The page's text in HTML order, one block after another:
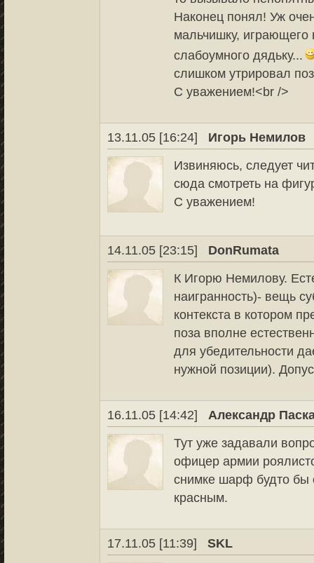
Наконец понял! Уж
мальчишку, играющего
слабоумного дядьку...
слишком утрировал
С уважением!<br />
13.11.05 [16:24]
Игорь Немилов
Извиняюсь, следует
сюда смотреть на
С уважением!
14.11.05 [23:15]
DonRumata
К Игорю Немилову.
наигранность)- вещь
контекста в котором
поза вполне
для убедительности
нужной позиции).
16.11.05 [14:42]
Александр
Тут уже задавали
офицер армии
снимке шарф будто бы
красным.
17.11.05 [11:39]
SKL